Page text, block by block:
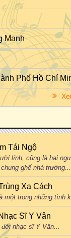
Manh
Phố Hồ Chí
Tái Ngộ
lính, cũng là hai
ghế nhà trường...
Xa Cách
một trong những tình
Sĩ Y Vân
nhạc sĩ Y Vân...